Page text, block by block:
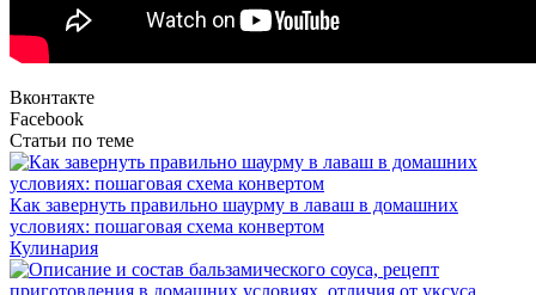
Вконтакте
Facebook
Статьи по теме
Как завернуть правильно шаурму в лаваш в домашних
условиях: пошаговая схема конвертом
Кулинария